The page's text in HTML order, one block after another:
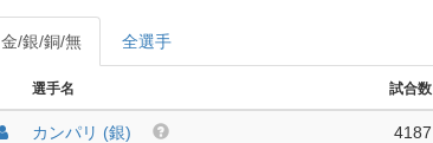
金/銀/銅/無 全選手
選手名 試合数
カンパリ (銀) 4187